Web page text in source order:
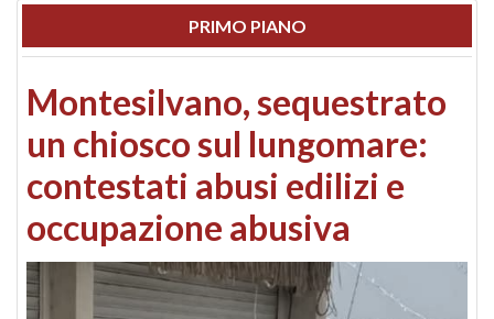
PRIMO PIANO
Montesilvano, sequestrato
un chiosco sul lungomare:
contestati abusi edilizi e
occupazione abusiva